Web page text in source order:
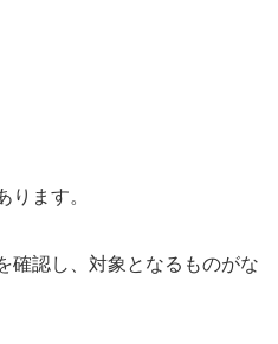
ります。
確認し、対象となるものがな